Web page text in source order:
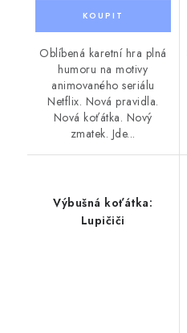
Oblíbená karetní hra plná
humoru na motivy
animovaného seriálu
Netflix. Nová pravidla.
Nová koťátka. Nový
zmatek. Jde...
Výbušná koťátka:
Lupičiči